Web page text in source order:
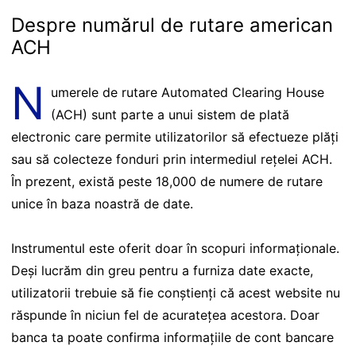
Despre numărul de rutare american
ACH
N
umerele de rutare Automated Clearing House
(ACH) sunt parte a unui sistem de plată
electronic care permite utilizatorilor să efectueze plăți
sau să colecteze fonduri prin intermediul rețelei ACH.
În prezent, există peste 18,000 de numere de rutare
unice în baza noastră de date.
Instrumentul este oferit doar în scopuri informaționale.
Deși lucrăm din greu pentru a furniza date exacte,
utilizatorii trebuie să fie conștienți că acest website nu
răspunde în niciun fel de acuratețea acestora. Doar
banca ta poate confirma informațiile de cont bancare